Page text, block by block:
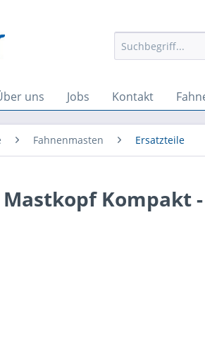
uns Jobs Kontakt
Fahnenmasten Ersatzteile
Kompakt